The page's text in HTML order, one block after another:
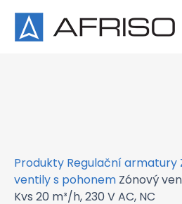
×
Produkty Regulační armatury
ventily s pohonem Zónový
Kvs 20 m³/h, 230 V AC, NC